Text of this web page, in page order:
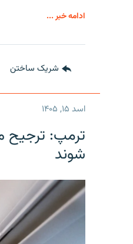
ادامه خبر ...
شریک ساختن
اسد ۱۵, ۱۴۰۵
ترمپ: ترجیح
شوند